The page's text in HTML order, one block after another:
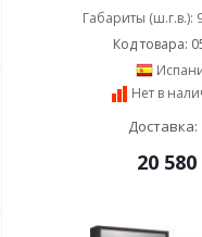
Габариты (ш.г.в.):
Код товара:
Нет в
Доставка:
20 580